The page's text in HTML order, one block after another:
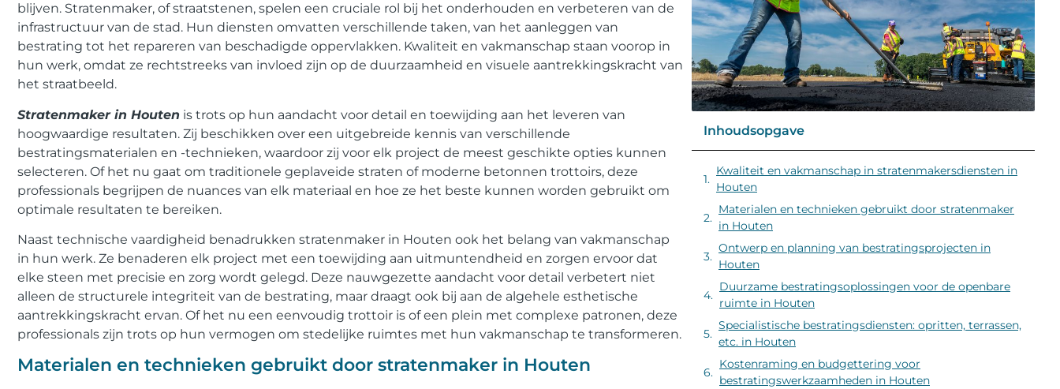
blijven. Stratenmaker, of straatstenen, spelen een cruciale rol bij het onderhouden en verbeteren van de
infrastructuur van de stad. Hun diensten omvatten verschillende taken, van het aanleggen van
bestrating tot het repareren van beschadigde oppervlakken. Kwaliteit en vakmanschap staan ​​voorop in
hun werk, omdat ze rechtstreeks van invloed zijn op de duurzaamheid en visuele aantrekkingskracht van
het straatbeeld.
Stratenmaker in Houten is trots op hun aandacht voor detail en toewijding aan het leveren van
hoogwaardige resultaten. Zij beschikken over een uitgebreide kennis van verschillende
bestratingsmaterialen en -technieken, waardoor zij voor elk project de meest geschikte opties kunnen
selecteren. Of het nu gaat om traditionele geplaveide straten of moderne betonnen trottoirs, deze
professionals begrijpen de nuances van elk materiaal en hoe ze het beste kunnen worden gebruikt om
optimale resultaten te bereiken.
Naast technische vaardigheid benadrukken stratenmaker in Houten ook het belang van vakmanschap
in hun werk. Ze benaderen elk project met een toewijding aan uitmuntendheid en zorgen ervoor dat
elke steen met precisie en zorg wordt gelegd. Deze nauwgezette aandacht voor detail verbetert niet
alleen de structurele integriteit van de bestrating, maar draagt ​​ook bij aan de algehele esthetische
aantrekkingskracht ervan. Of het nu een eenvoudig trottoir is of een plein met complexe patronen, deze
professionals zijn trots op hun vermogen om stedelijke ruimtes met hun vakmanschap te transformeren.
Materialen en technieken gebruikt door stratenmaker in Houten
Inhoudsopgave
Kwaliteit en vakmanschap in stratenmakersdiensten in
Houten
Materialen en technieken gebruikt door stratenmaker
in Houten
Ontwerp en planning van bestratingsprojecten in
Houten
Duurzame bestratingsoplossingen voor de openbare
ruimte in Houten
Specialistische bestratingsdiensten: opritten, terrassen,
etc. in Houten
Kostenraming en budgettering voor
bestratingswerkzaamheden in Houten